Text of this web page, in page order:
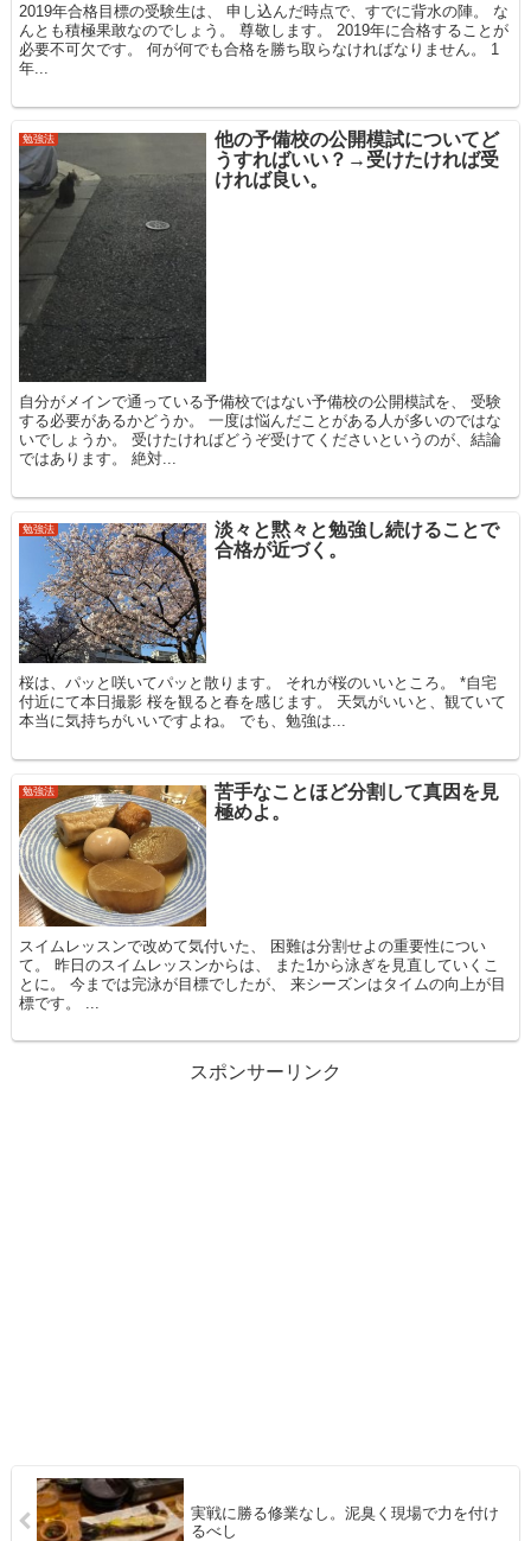
2019年合格目標の受験生は、 申し込んだ時点で、すでに背水の陣。 な
んとも積極果敢なのでしょう。 尊敬します。 2019年に合格することが
必要不可欠です。 何が何でも合格を勝ち取らなければなりません。 1
年...
勉強法
他の予備校の公開模試についてど
うすればいい？→受けたければ受
ければ良い。
自分がメインで通っている予備校ではない予備校の公開模試を、 受験
する必要があるかどうか。 一度は悩んだことがある人が多いのではな
いでしょうか。 受けたければどうぞ受けてくださいというのが、結論
ではあります。 絶対...
勉強法
淡々と黙々と勉強し続けることで
合格が近づく。
桜は、パッと咲いてパッと散ります。 それが桜のいいところ。 *自宅
付近にて本日撮影 桜を観ると春を感じます。 天気がいいと、観ていて
本当に気持ちがいいですよね。 でも、勉強は...
勉強法
苦手なことほど分割して真因を見
極めよ。
スイムレッスンで改めて気付いた、 困難は分割せよの重要性につい
て。 昨日のスイムレッスンからは、 また1から泳ぎを見直していくこ
とに。 今までは完泳が目標でしたが、 来シーズンはタイムの向上が目
標です。 ...
スポンサーリンク
実戦に勝る修業なし。泥臭く現場で力を付け
るべし